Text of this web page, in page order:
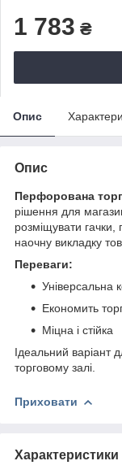
1 783 ₴
Опис
Опис
Перфорована
рішення для
розміщувати гачки,
наочну викладку
Переваги:
Універсальна
Економить
Міцна і стійка
Ідеальний варіант
торговому залі.
Приховати
Характеристики